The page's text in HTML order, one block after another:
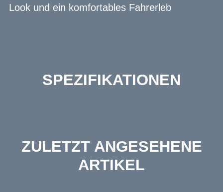
Look und ein komfortables Fahrerleb
SPEZIFIKATIONEN
ZULETZT ANGESEHENE
ARTIKEL